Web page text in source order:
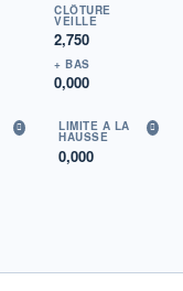
CLÔTURE
VEILLE
2,750
+ BAS
0,000
LIMITE À LA
HAUSSE
0,000